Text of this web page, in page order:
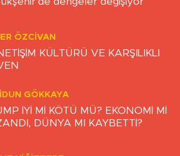
ÖZCIVAN
KÜLTÜRÜ VE KARŞILIKLI
GÖKKAYA
İYİ Mİ KÖTÜ MÜ? EKONOMİ Mİ
DÜNYA MI KAYBETTİ?